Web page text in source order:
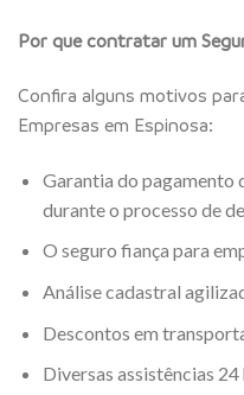
Por que contratar um
Confira alguns motivos
Empresas em Espinosa:
Garantia do pagamento
durante o processo de
O seguro fiança para
Análise cadastral
Descontos em
Diversas assistências 24